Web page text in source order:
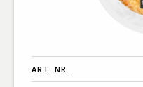
ART. NR.